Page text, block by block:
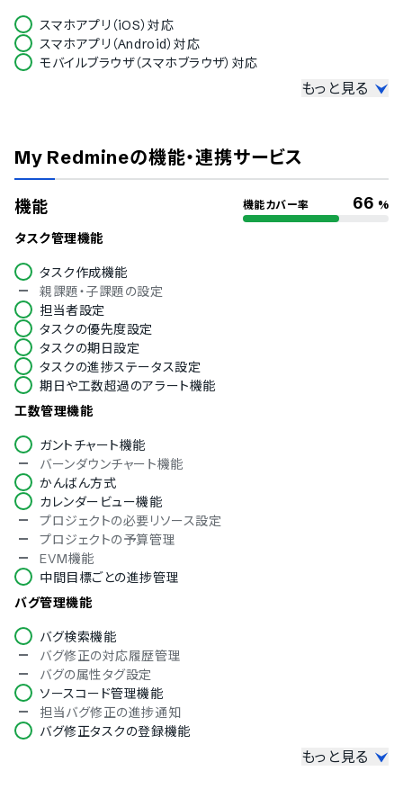
スマホアプリ（iOS）対応
スマホアプリ（Android）対応
モバイルブラウザ（スマホブラウザ）対応
冗長化
通信の暗号化
IP制限
二要素認証・二段階認証
シングルサインオン
対応言語
中国語
デンマーク語
オランダ語
英語
フィンランド語
フランス語
イタリア語
韓国語
ノルウェー語
ポルトガル語
ロシア語
スペイン語
スウェーデン語
タイ語
インドネシア語
チェコ語
ヘブライ語
ハンガリー語
ポーランド語
トルコ語
ベトナム語
もっと見る
My Redmineの機能・連携サービス
機能 機能カバー率 66 %
タスク管理機能
タスク作成機能
親課題・子課題の設定
担当者設定
タスクの優先度設定
タスクの期日設定
タスクの進捗ステータス設定
期日や工数超過のアラート機能
工数管理機能
ガントチャート機能
バーンダウンチャート機能
かんばん方式
カレンダービュー機能
プロジェクトの必要リソース設定
プロジェクトの予算管理
EVM機能
中間目標ごとの進捗管理
バグ管理機能
バグ検索機能
バグ修正の対応履歴管理
バグの属性タグ設定
ソースコード管理機能
担当バグ修正の進捗通知
バグ修正タスクの登録機能
もっと見る